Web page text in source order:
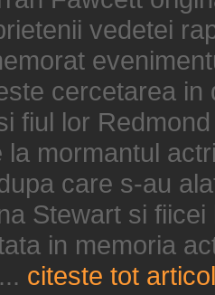
vedetei
cercetarea
fiul lor
la mormantul
care s-au
Stewart si fiicei
in memoria
citeste tot